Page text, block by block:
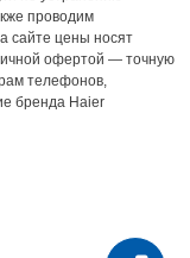
проводим
сайте цены носят
офертой — точную
телефонов,
бренда Haier